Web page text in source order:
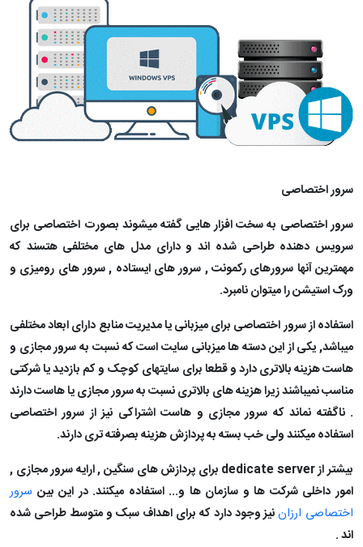
سرور اختصاصی
سرور اختصاصی به سخت افزار هایی گفته میشوند بصورت اختصاصی برای
سرویس دهنده طراحی شده اند و دارای مدل های مختلفی هتسند که
مهمترین آنها سرورهای رکمونت , سرور های ایستاده , سرور های رومیزی و
ورک استیشن را میتوان نامبرد.
استفاده از سرور اختصاصی برای میزبانی یا مدیریت منابع دارای ابعاد مختلفی
میباشد, یکی از این دسته ها میزبانی سایت است که نسبت به سرور مجازی و
هاست هزینه بالاتری دارد و قطعا برای سایتهای کوچک و کم بازدید یا شرکتی
مناسب نمیباشند زیرا هزینه های بالاتری نسبت به سرور مجازی یا هاست دارند
. ناگفته نماند که سرور مجازی و هاست اشتراکی نیز از سرور اختصاصی
استفاده میکنند ولی خب بسته به پردازش هزینه بصرفته تری دارند.
بیشتر ازdedicate server برای پردازش های سنگین , ارایه سرور مجازی ,
امور داخلی شرکت ها و سازمان ها و... استفاده میکنند. در این بین سرور
اختصاصی ارزاننیز وجود دارد که برای اهداف سبک و متوسط طراحی شده
اند .